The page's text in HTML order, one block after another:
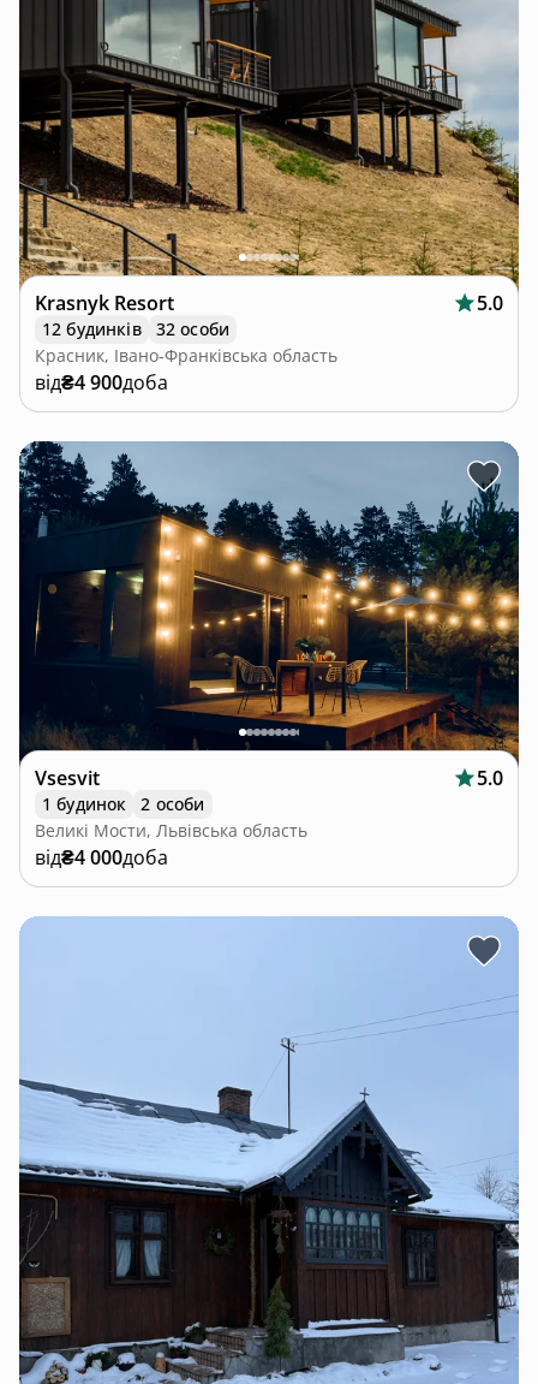
Krasnyk Resort 5.0
12 будинків
32 особи
Красник, Івано-Франківська область
від₴4 900доба
Vsesvit 5.0
1 будинок
2 особи
Великі Мости, Львівська область
від₴4 000доба